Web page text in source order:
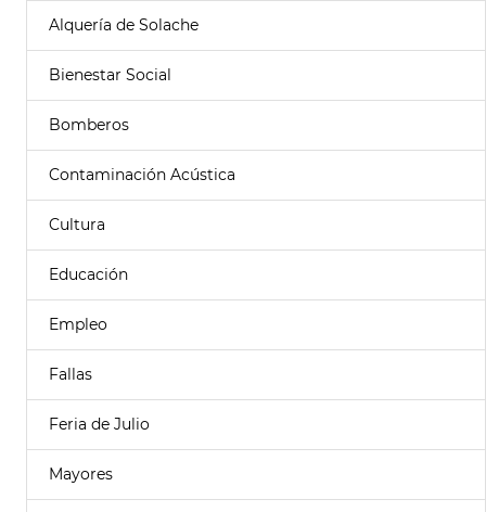
Alquería de Solache
Bienestar Social
Bomberos
Contaminación Acústica
Cultura
Educación
Empleo
Fallas
Feria de Julio
Mayores